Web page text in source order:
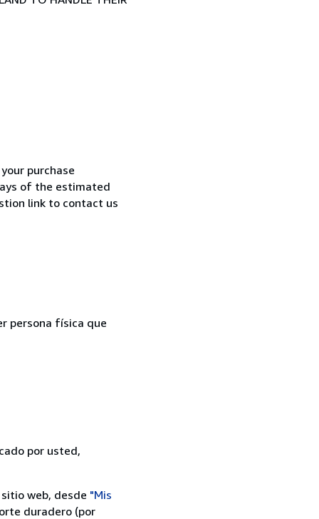
purchase
of the estimated
link to contact us
persona física que
por usted,
web, desde "Mis
duradero (por